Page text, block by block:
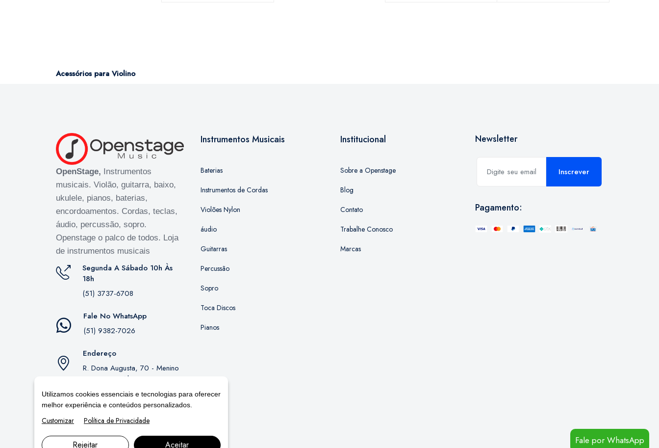
Acessórios para Violino
OpenStage, Instrumentos
musicais. Violão, guitarra, baixo,
ukulele, pianos, baterias,
encordoamentos. Cordas, teclas,
áudio, percussão, sopro.
Openstage o palco de todos. Loja
de instrumentos musicais
Segunda A Sábado 10h Às
18h
(51) 3737-6708
Fale No WhatsApp
(51) 9382-7026
Endereço
R. Dona Augusta, 70 - Menino
Deus, Porto Alegre - RS,
90850-130
Instrumentos Musicais
Baterias
Instrumentos de Cordas
Violões Nylon
áudio
Guitarras
Percussão
Sopro
Toca Discos
Pianos
Institucional
Sobre a Openstage
Blog
Contato
Trabalhe Conosco
Marcas
Newsletter
Inscrever
Pagamento:
Fale por WhatsApp
Utilizamos cookies essenciais e tecnologias para oferecer
melhor experiência e conteúdos personalizados.
Customizar Política de Privacidade
Rejeitar Aceitar